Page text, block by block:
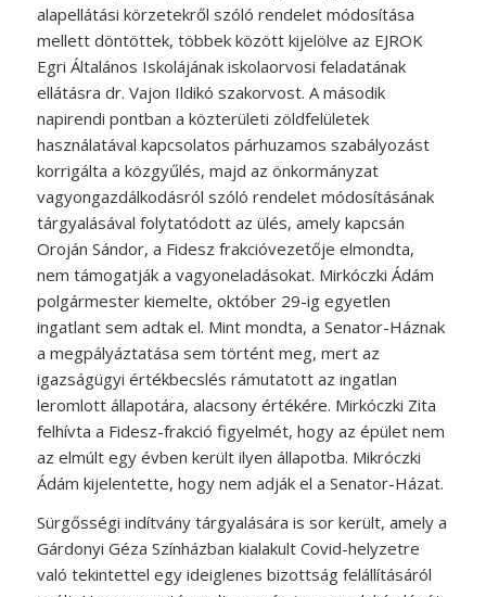
alapellátási körzetekről szóló rendelet módosítása
mellett döntöttek, többek között kijelölve az EJROK
Egri Általános Iskolájának iskolaorvosi feladatának
ellátásra dr. Vajon Ildikó szakorvost. A második
napirendi pontban a közterületi zöldfelületek
használatával kapcsolatos párhuzamos szabályozást
korrigálta a közgyűlés, majd az önkormányzat
vagyongazdálkodásról szóló rendelet módosításának
tárgyalásával folytatódott az ülés, amely kapcsán
Oroján Sándor, a Fidesz frakcióvezetője elmondta,
nem támogatják a vagyoneladásokat. Mirkóczki Ádám
polgármester kiemelte, október 29-ig egyetlen
ingatlant sem adtak el. Mint mondta, a Senator-Háznak
a megpályáztatása sem történt meg, mert az
igazságügyi értékbecslés rámutatott az ingatlan
leromlott állapotára, alacsony értékére. Mirkóczki Zita
felhívta a Fidesz-frakció figyelmét, hogy az épület nem
az elmúlt egy évben került ilyen állapotba. Mikróczki
Ádám kijelentette, hogy nem adják el a Senator-Házat.
Sürgősségi indítvány tárgyalására is sor került, amely a
Gárdonyi Géza Színházban kialakult Covid-helyzetre
való tekintettel egy ideiglenes bizottság felállításáról